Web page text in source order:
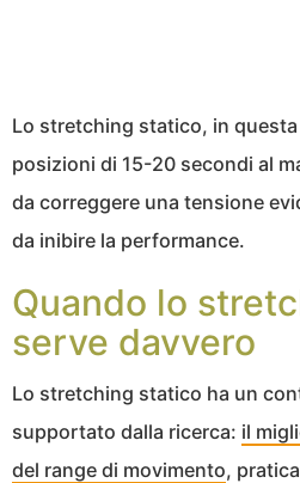
Lo stretching statico, in
posizioni di 15-20 secondi al
da correggere una tensione
da inibire la performance.
Quando lo
serve davvero
Lo stretching statico ha un
supportato dalla ricerca: il
del range di movimento,